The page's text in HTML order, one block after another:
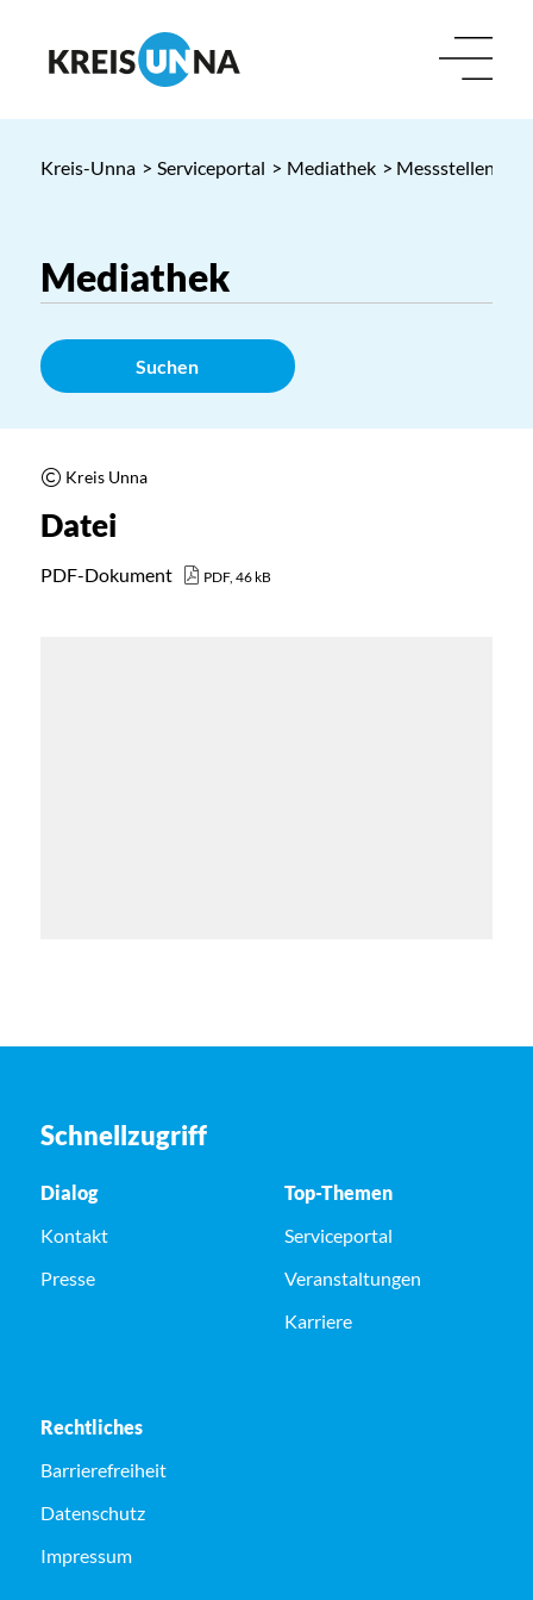
Kreis-Unna > Serviceportal > Mediathek > Messstellen
Suchen
Kreis Unna
Datei
PDF-Dokument PDF, 46 kB
Schnellzugriff
Dialog
Kontakt
Presse
Top-Themen
Serviceportal
Veranstaltungen
Karriere
Rechtliches
Barrierefreiheit
Datenschutz
Impressum